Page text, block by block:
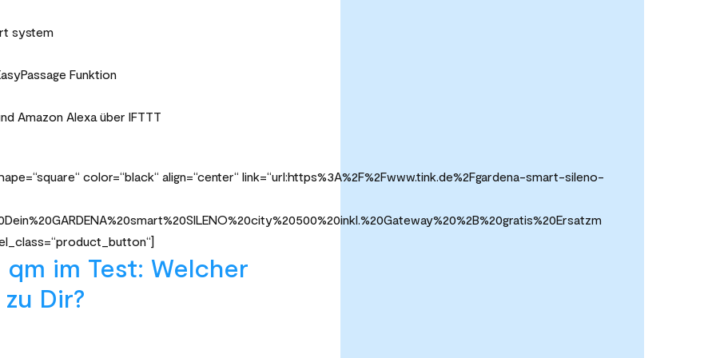
system
Funktion
Amazon Alexa über IFTTT
color=“black“ align=“center“ link=“url:https%3A%2F%2Fwww.tink.de%2Fgardena-smart-sileno-
im Test: Welcher
Dir?